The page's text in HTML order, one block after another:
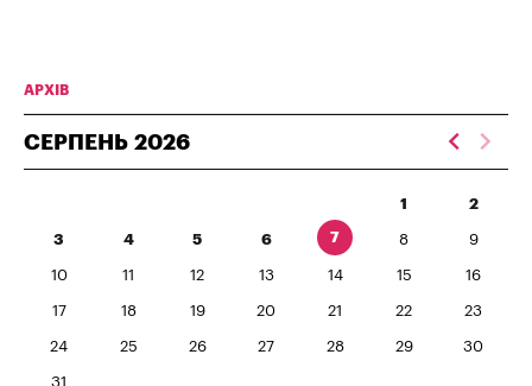
АРХІВ
СЕРПЕНЬ 2026
1 2
3 4 5 6 7 8 9
10 11 12 13 14 15 16
17 18 19 20 21 22 23
24 25 26 27 28 29 30
31